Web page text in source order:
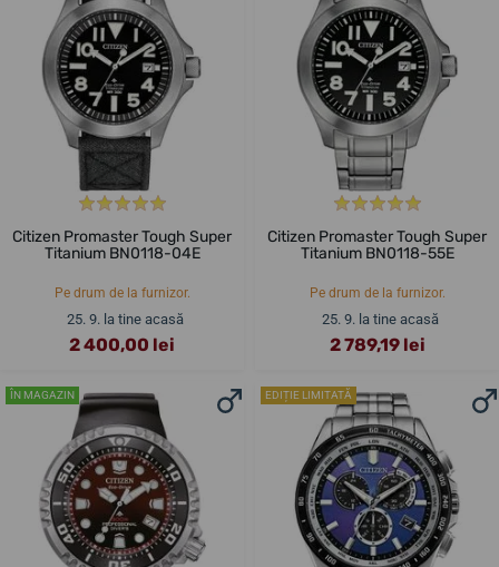
Citizen Promaster Tough Super
Titanium BN0118-04E
Pe drum de la furnizor.
25. 9. la tine acasă
2 400,00 lei
Citizen Promaster Tough Super
Titanium BN0118-55E
Pe drum de la furnizor.
25. 9. la tine acasă
2 789,19 lei
ÎN MAGAZIN EDIȚIE LIMITATĂ